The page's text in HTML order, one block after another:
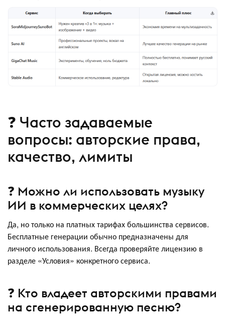
❓ Часто задаваемые
вопросы: авторские права,
качество, лимиты
❓ Можно ли использовать музыку
ИИ в коммерческих целях?
Да, но только на платных тарифах большинства сервисов.
Бесплатные генерации обычно предназначены для
личного использования. Всегда проверяйте лицензию в
разделе «Условия» конкретного сервиса.
❓ Кто владеет авторскими правами
на сгенерированную песню?